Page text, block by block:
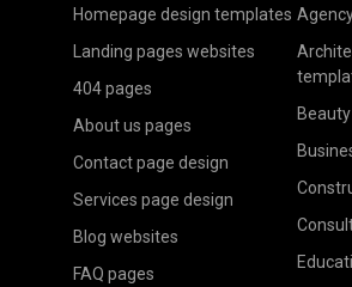
Homepage design templates
Landing pages websites
404 pages
About us pages
Contact page design
Services page design
Blog websites
FAQ pages